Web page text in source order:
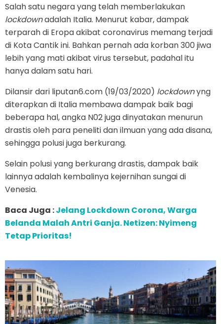
Salah satu negara yang telah memberlakukan
lockdownadalah Italia. Menurut kabar, dampak
terparah di Eropa akibat coronavirus memang terjadi
di Kota Cantik ini. Bahkan pernah ada korban 300 jiwa
lebih yang mati akibat virus tersebut, padahal itu
hanya dalam satu hari.
Dilansir dari liputan6.com (19/03/2020) lockdownyng
diterapkan di Italia membawa dampak baik bagi
beberapa hal, angka N02 juga dinyatakan menurun
drastis oleh para peneliti dan ilmuan yang ada disana,
sehingga polusi juga berkurang.
Selain polusi yang berkurang drastis, dampak baik
lainnya adalah kembalinya kejernihan sungai di
Venesia.
Baca Juga :Jelang Lockdown Corona, Warga
Belanda Malah Antri Ganja. Netizen: Nyimeng
Tetap Prioritas!